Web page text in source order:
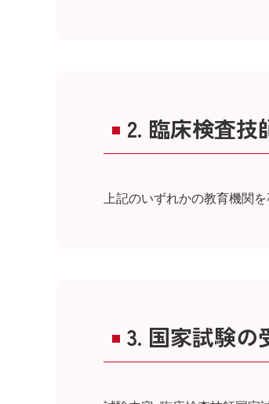
2. 臨床検査技
上記のいずれかの教育機関
3. 国家試験の